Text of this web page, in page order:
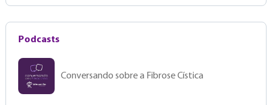
Podcasts
Conversando sobre a Fibrose Cística